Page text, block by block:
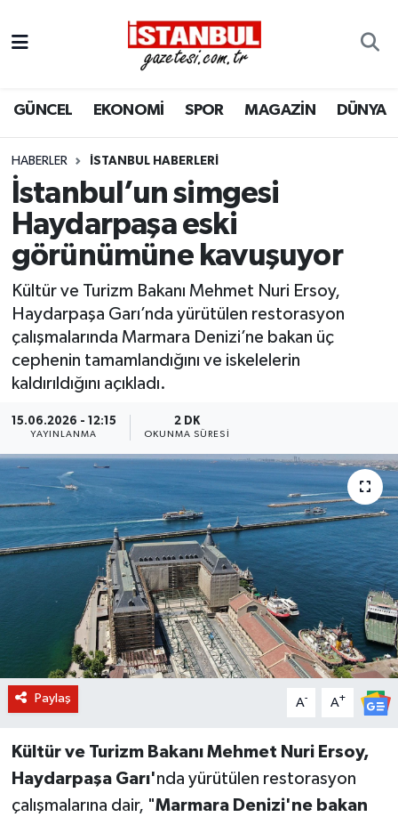
GÜNCEL EKONOMİ SPOR MAGAZİN DÜNYA
HABERLER İSTANBUL HABERLERI
İstanbul’un simgesi
Haydarpaşa eski
görünümüne kavuşuyor
Kültür ve Turizm Bakanı Mehmet Nuri Ersoy,
Haydarpaşa Garı’nda yürütülen restorasyon
çalışmalarında Marmara Denizi’ne bakan üç
cephenin tamamlandığını ve iskelelerin
kaldırıldığını açıkladı.
15.06.2026 - 12:15
YAYINLANMA
2 DK
OKUNMA SÜRESI
Paylaş A- A+
Kültür ve Turizm Bakanı Mehmet Nuri Ersoy,
Haydarpaşa Garı'nda yürütülen restorasyon
çalışmalarına dair, "Marmara Denizi'ne bakan
EKONOMİ
İSTANBUL
DÜNYA
SPOR
MAGAZİN
KÜLTÜR SANAT
SAĞLIK
BİLİM VE TEKNOLOJİ
OTOMOBİL
KURUMSAL
Nöbetçi Eczaneler
Hava Durumu
Trafik Durumu
Süper Lig Puan Durumu ve Fikstür
Tüm Manşetler
Son Dakika Haberleri
Haber Arşivi